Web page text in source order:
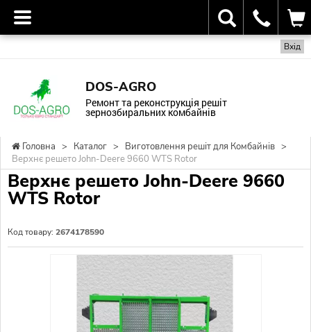
Вхід
DOS-AGRO
Ремонт та реконструкція решіт
зернозбиральних комбайнів
Головна > Каталог > Виготовлення решіт для Комбайнів >
Верхнє решето John-Deere 9660 WTS Rotor
Верхнє решето John-Deere 9660
WTS Rotor
Код товару: 2674178590